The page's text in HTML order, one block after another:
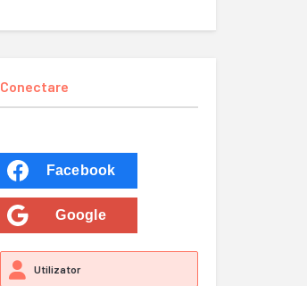
Conectare
Facebook
Google